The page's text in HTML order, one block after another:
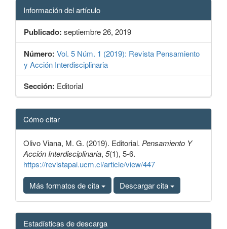
Información del artículo
Publicado: septiembre 26, 2019
Número: Vol. 5 Núm. 1 (2019): Revista Pensamiento
y Acción Interdisciplinaria
Sección: Editorial
Detalles
del
artículo
Cómo citar
Olivo Viana, M. G. (2019). Editorial. Pensamiento Y
Acción Interdisciplinaria, 5(1), 5-6.
https://revistapai.ucm.cl/article/view/447
Más formatos de cita
Descargar cita
Estadísticas de descarga